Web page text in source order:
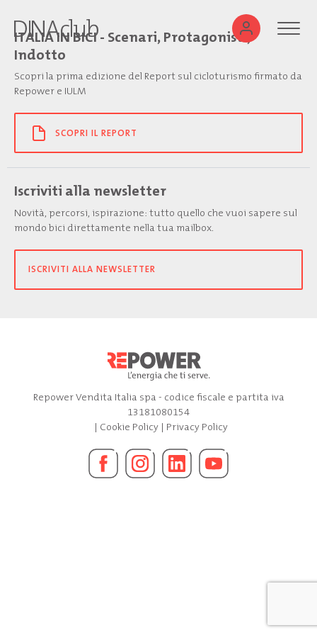
ITALIA IN BICI - Scenari, Protagonisti,
Indotto
Scopri la prima edizione del Report sul cicloturismo firmato da
Repower e IULM
SCOPRI IL REPORT
Iscriviti alla newsletter
Novità, percorsi, ispirazione: tutto quello che vuoi sapere sul
mondo bici direttamente nella tua mailbox.
ISCRIVITI ALLA NEWSLETTER
Repower Vendita Italia spa - codice fiscale e partita iva
13181080154
| Cookie Policy| Privacy Policy